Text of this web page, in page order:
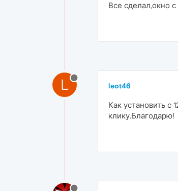
Все сделал,окно
L leot46
Как установить с
клику.Благодарю!